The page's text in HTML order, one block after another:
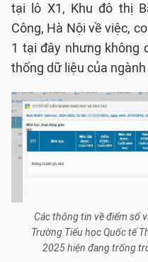
tại lô X1, Khu đô thị
Công, Hà Nội về việc,
1 tại đây nhưng không
thống dữ liệu của
Các thông tin về điểm số
Trường Tiểu học Quốc tế
2025 hiện đang trống